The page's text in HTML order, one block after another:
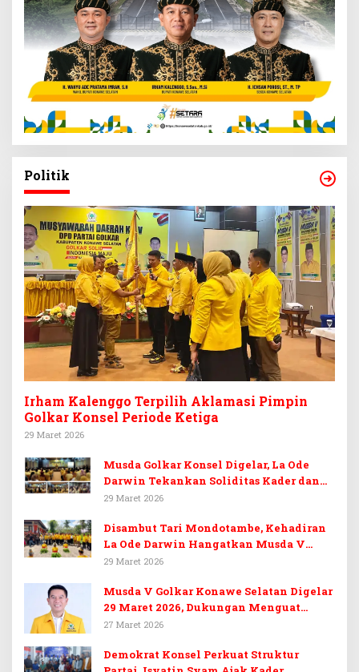
Politik
Irham Kalenggo Terpilih Aklamasi Pimpin
Golkar Konsel Periode Ketiga
29 Maret 2026
Musda Golkar Konsel Digelar, La Ode
Darwin Tekankan Soliditas Kader dan
Target 14 Kursi DPRD Konawe Selatan
29 Maret 2026
Disambut Tari Mondotambe, Kehadiran
La Ode Darwin Hangatkan Musda V
Golkar Konsel
29 Maret 2026
Musda V Golkar Konawe Selatan Digelar
29 Maret 2026, Dukungan Menguat
untuk Irham Kalenggo
27 Maret 2026
Demokrat Konsel Perkuat Struktur